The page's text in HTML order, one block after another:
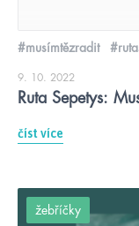
#musímtězradit
9. 10. 2022
Ruta Sepetys:
číst více
žebříčky